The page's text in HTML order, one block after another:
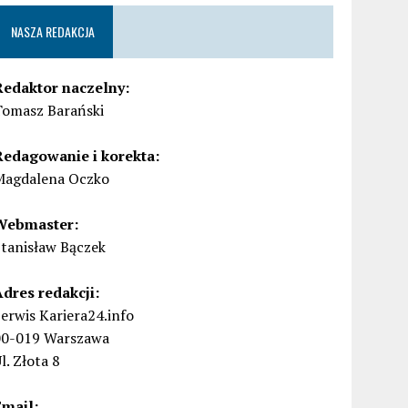
NASZA REDAKCJA
naczelny:
Barański
i korekta:
Oczko
Bączek
redakcji:
Kariera24.info
019 Warszawa
Złota 8